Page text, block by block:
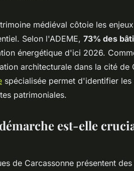
médiéval côtoie les
Selon l'ADEME, 73% des
énergétique d'ici 2026.
architecturale dans la cité de
spécialisée permet d'identifier
patrimoniales.
est-elle
de Carcassonne présentent des